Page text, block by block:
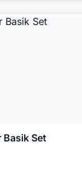
Basik Set